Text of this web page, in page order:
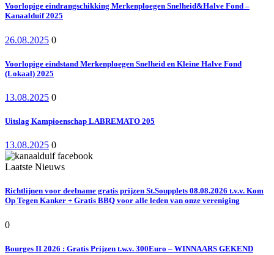
Voorlopige eindrangschikking Merkenploegen Snelheid&Halve Fond –
Kanaalduif 2025
26.08.2025 0
Voorlopige eindstand Merkenploegen Snelheid en Kleine Halve Fond
(Lokaal) 2025
13.08.2025 0
Uitslag Kampioenschap LABREMATO 205
13.08.2025 0
Laatste Nieuws
Richtlijnen voor deelname gratis prijzen St.Soupplets 08.08.2026 t.v.v. Kom
Op Tegen Kanker + Gratis BBQ voor alle leden van onze vereniging
0
Bourges II 2026 : Gratis Prijzen t.w.v. 300Euro – WINNAARS GEKEND